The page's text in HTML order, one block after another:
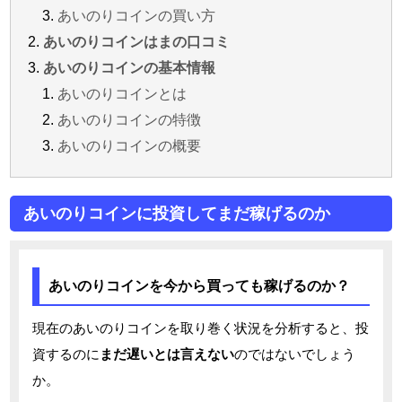
あいのりコインの買い方
あいのりコインはまの口コミ
あいのりコインの基本情報
あいのりコインとは
あいのりコインの特徴
あいのりコインの概要
あいのりコインに投資してまだ稼げるのか
あいのりコインを今から買っても稼げるのか？
現在のあいのりコインを取り巻く状況を分析すると、投
資するのに まだ遅いとは言えないのではないでしょう
か。